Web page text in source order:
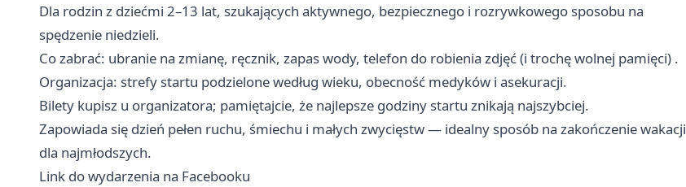
Dla rodzin z dziećmi 2–13 lat, szukających aktywnego, bezpiecznego i rozrywkowego sposobu na
spędzenie niedzieli. ‍‍‍
Co zabrać: ubranie na zmianę, ręcznik, zapas wody, telefon do robienia zdjęć (i trochę wolnej pamięci) .
Organizacja: strefy startu podzielone według wieku, obecność medyków i asekuracji.
Bilety kupisz u organizatora; pamiętajcie, że najlepsze godziny startu znikają najszybciej.
Zapowiada się dzień pełen ruchu, śmiechu i małych zwycięstw — idealny sposób na zakończenie wakacji
dla najmłodszych.
Link do wydarzenia na Facebooku